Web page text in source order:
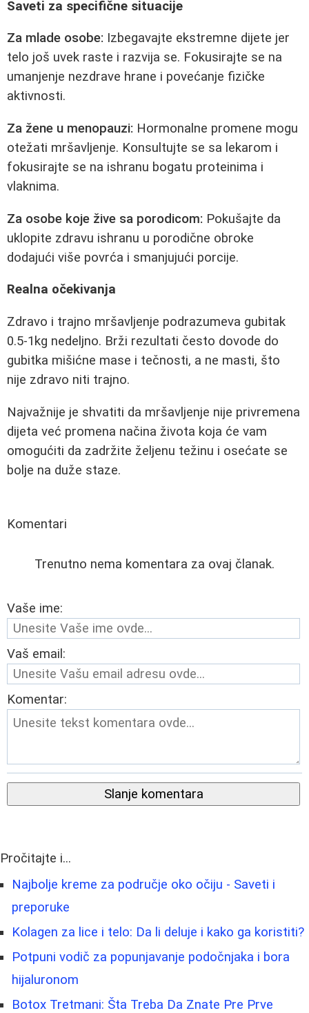
Saveti za specifične situacije
Za mlade osobe: Izbegavajte ekstremne dijete jer
telo još uvek raste i razvija se. Fokusirajte se na
umanjenje nezdrave hrane i povećanje fizičke
aktivnosti.
Za žene u menopauzi: Hormonalne promene mogu
otežati mršavljenje. Konsultujte se sa lekarom i
fokusirajte se na ishranu bogatu proteinima i
vlaknima.
Za osobe koje žive sa porodicom: Pokušajte da
uklopite zdravu ishranu u porodične obroke
dodajući više povrća i smanjujući porcije.
Realna očekivanja
Zdravo i trajno mršavljenje podrazumeva gubitak
0.5-1kg nedeljno. Brži rezultati često dovode do
gubitka mišićne mase i tečnosti, a ne masti, što
nije zdravo niti trajno.
Najvažnije je shvatiti da mršavljenje nije privremena
dijeta već promena načina života koja će vam
omogućiti da zadržite željenu težinu i osećate se
bolje na duže staze.
Komentari
Trenutno nema komentara za ovaj članak.
Vaše ime:
Vaš email:
Komentar:
Slanje komentara
Pročitajte i...
Najbolje kreme za područje oko očiju - Saveti i
preporuke
Kolagen za lice i telo: Da li deluje i kako ga koristiti?
Potpuni vodič za popunjavanje podočnjaka i bora
hijaluronom
Botox Tretmani: Šta Treba Da Znate Pre Prve